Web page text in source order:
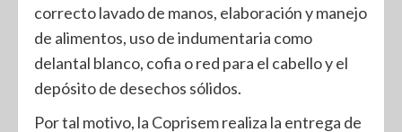
correcto lavado de manos, elaboración y manejo
de alimentos, uso de indumentaria como
delantal blanco, cofia o red para el cabello y el
depósito de desechos sólidos.
Por tal motivo, la Coprisem realiza la entrega de